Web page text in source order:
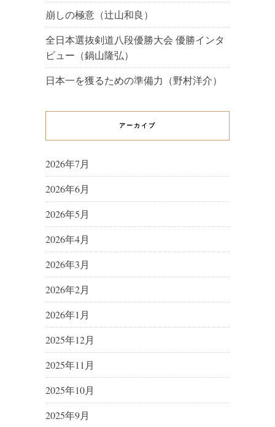
崩しの極意（辻山和良）
全日本選抜剣道八段優勝大会 優勝インタ
ビュー（鍋山隆弘）
日本一を獲るための準備力（野村洋介）
アーカイブ
2026年7月
2026年6月
2026年5月
2026年4月
2026年3月
2026年2月
2026年1月
2025年12月
2025年11月
2025年10月
2025年9月